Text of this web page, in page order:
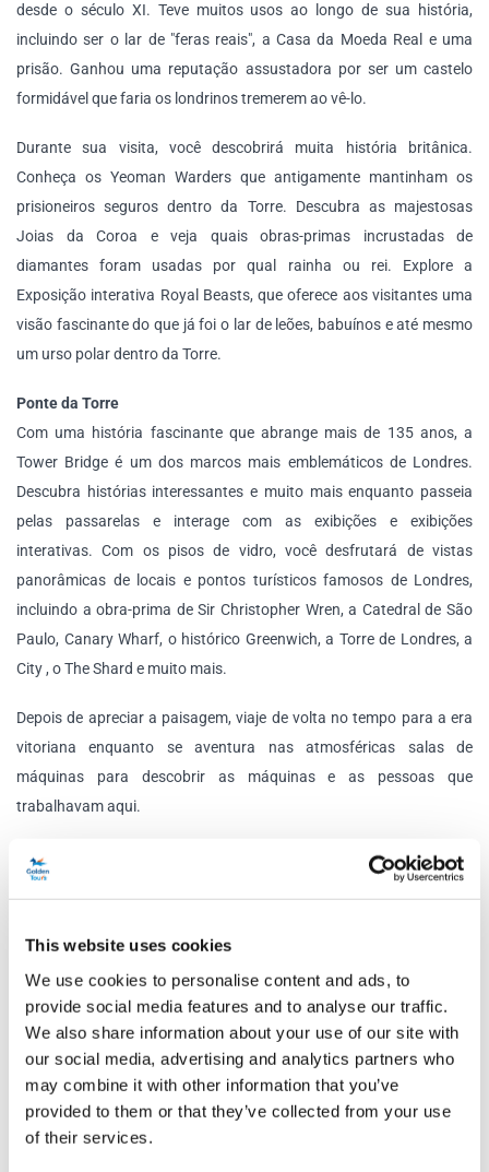
This website uses cookies
We use cookies to personalise content and ads, to
provide social media features and to analyse our traffic.
We also share information about your use of our site with
our social media, advertising and analytics partners who
may combine it with other information that you’ve
provided to them or that they’ve collected from your use
of their services.
desde o século XI. Teve muitos usos ao longo de sua história,
incluindo ser o lar de "feras reais", a Casa da Moeda Real e uma
prisão. Ganhou uma reputação assustadora por ser um castelo
formidável que faria os londrinos tremerem ao vê-lo.
Durante sua visita, você descobrirá muita história britânica.
Conheça os Yeoman Warders que antigamente mantinham os
prisioneiros seguros dentro da Torre. Descubra as majestosas
Joias da Coroa e veja quais obras-primas incrustadas de
diamantes foram usadas por qual rainha ou rei. Explore a
Exposição interativa Royal Beasts, que oferece aos visitantes uma
visão fascinante do que já foi o lar de leões, babuínos e até mesmo
um urso polar dentro da Torre.
Ponte da Torre
Com uma história fascinante que abrange mais de 135 anos, a
Tower Bridge é um dos marcos mais emblemáticos de Londres.
Descubra histórias interessantes e muito mais enquanto passeia
pelas passarelas e interage com as exibições e exibições
interativas. Com os pisos de vidro, você desfrutará de vistas
panorâmicas de locais e pontos turísticos famosos de Londres,
incluindo a obra-prima de Sir Christopher Wren, a Catedral de São
Paulo, Canary Wharf, o histórico Greenwich, a Torre de Londres, a
City , o The Shard e muito mais.
Depois de apreciar a paisagem, viaje de volta no tempo para a era
vitoriana enquanto se aventura nas atmosféricas salas de
máquinas para descobrir as máquinas e as pessoas que
trabalhavam aqui.
Programação
Torre de Londres
Fechado:
24 a 26 de dezembro e 1º de janeiro
Tower Hill / Estação de trem mais
próxima: Fenchurch Street ou London Bridge
Linhas de ônibus:15, 42, 78, 100